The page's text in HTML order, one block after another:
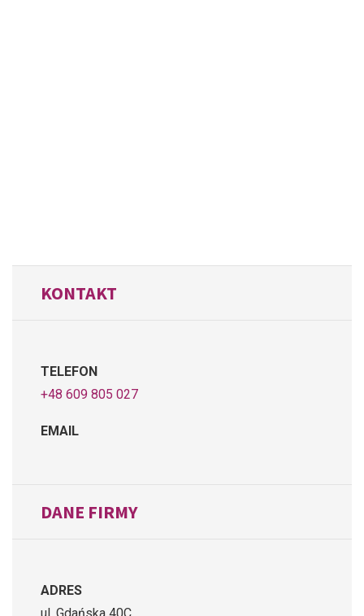
KONTAKT
TELEFON
+48 609 805 027
EMAIL
DANE FIRMY
ADRES